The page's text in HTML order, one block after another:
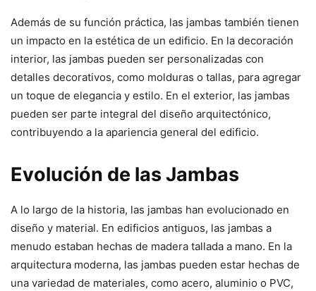
Además de su función práctica, las jambas también tienen
un impacto en la estética de un edificio. En la decoración
interior, las jambas pueden ser personalizadas con
detalles decorativos, como molduras o tallas, para agregar
un toque de elegancia y estilo. En el exterior, las jambas
pueden ser parte integral del diseño arquitectónico,
contribuyendo a la apariencia general del edificio.
Evolución de las Jambas
A lo largo de la historia, las jambas han evolucionado en
diseño y material. En edificios antiguos, las jambas a
menudo estaban hechas de madera tallada a mano. En la
arquitectura moderna, las jambas pueden estar hechas de
una variedad de materiales, como acero, aluminio o PVC,